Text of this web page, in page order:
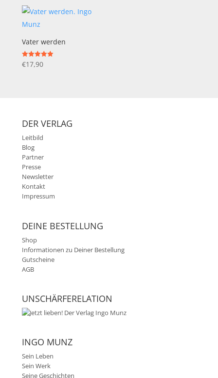
Vater werden
Bewertet mit
5.00
€17,90
DER VERLAG
Leitbild
Blog
Partner
Presse
Newsletter
Kontakt
Impressum
DEINE BESTELLUNG
Shop
Informationen zu Deiner Bestellung
Gutscheine
AGB
UNSCHÄRFERELATION
INGO MUNZ
Sein Leben
Sein Werk
Seine Geschichten